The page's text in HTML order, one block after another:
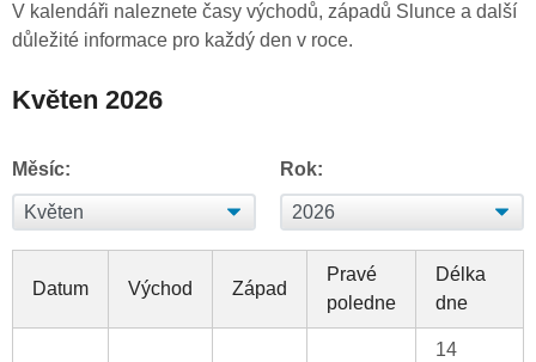
V kalendáři naleznete časy východů, západů Slunce a další
důležité informace pro každý den v roce.
Květen 2026
Měsíc: Rok:
Datum Východ Západ
Pravé
poledne
Délka
dne
14